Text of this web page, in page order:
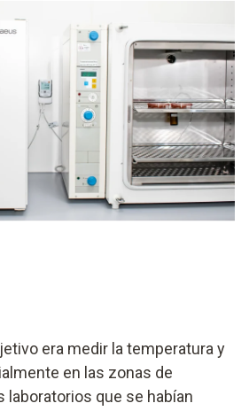
era medir la temperatura y
en las zonas de
laboratorios que se habían